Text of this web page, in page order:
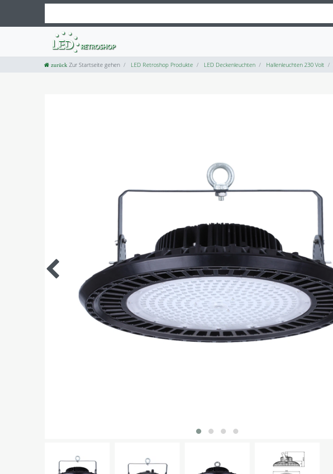
Zur Startseite gehen LED Retroshop Produkte LED Deckenleuchten Hallenleuchten 230 Volt